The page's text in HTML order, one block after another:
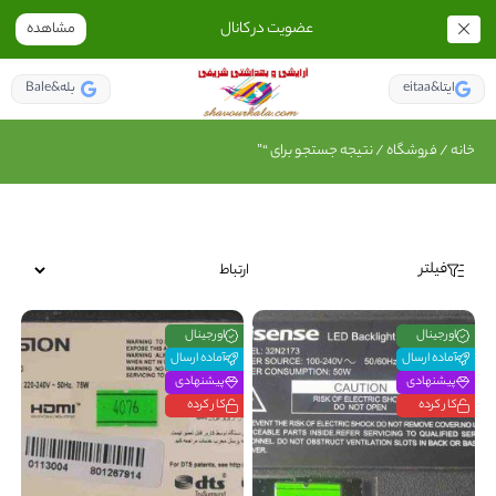
عضویت در کانال مشاهده
eitaa&ایتا Bale&بله
خانه/فروشگاه/ نتیجه جستجو برای “”
فیلتر
اورجینال
آماده ارسال
پیشنهادی
کار کرده
اورجینال
آماده ارسال
پیشنهادی
کار کرده